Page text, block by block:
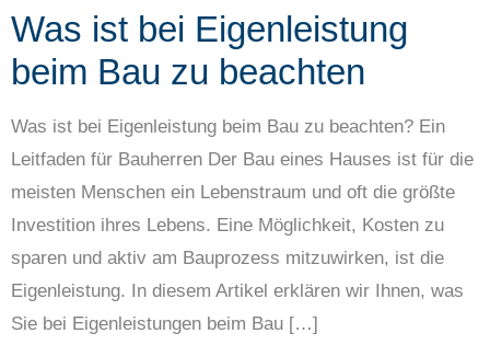
Was ist bei Eigenleistung
beim Bau zu beachten
Was ist bei Eigenleistung beim Bau zu beachten? Ein
Leitfaden für Bauherren Der Bau eines Hauses ist für die
meisten Menschen ein Lebenstraum und oft die größte
Investition ihres Lebens. Eine Möglichkeit, Kosten zu
sparen und aktiv am Bauprozess mitzuwirken, ist die
Eigenleistung. In diesem Artikel erklären wir Ihnen, was
Sie bei Eigenleistungen beim Bau […]